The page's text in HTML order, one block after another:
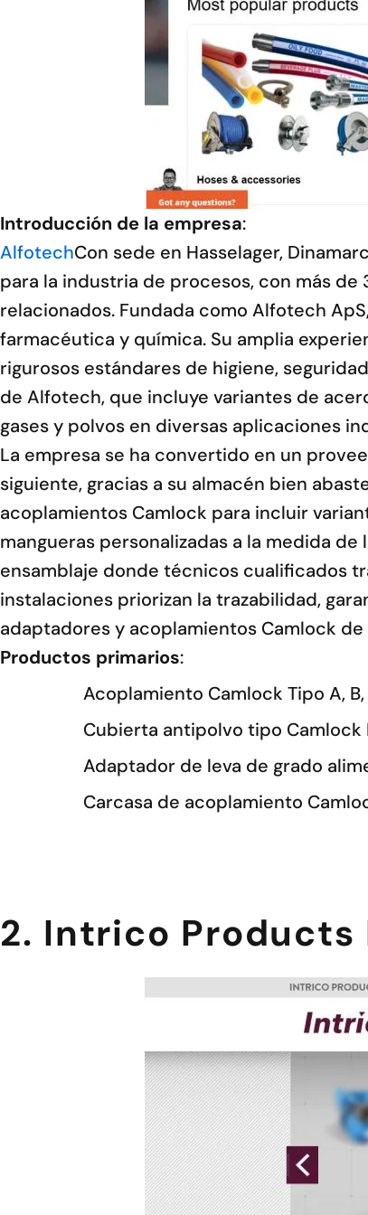
Introducción de la empresa:
AlfotechCon sede en Hasselager,
para la industria de procesos, con más
relacionados. Fundada como Alfotech
farmacéutica y química. Su amplia
rigurosos estándares de higiene,
de Alfotech, que incluye variantes de
gases y polvos en diversas aplicaciones
La empresa se ha convertido en un
siguiente, gracias a su almacén bien
acoplamientos Camlock para incluir
mangueras personalizadas a la medida
ensamblaje donde técnicos cualificados
instalaciones priorizan la trazabilidad,
adaptadores y acoplamientos Camlock
Productos primarios:
Acoplamiento Camlock Tipo A, B,
Cubierta antipolvo tipo Camlock
Adaptador de leva de grado
Carcasa de acoplamiento
2. Intrico Products